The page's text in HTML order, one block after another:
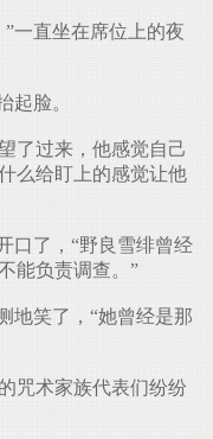
一直坐在席位上的夜
起脸。
了过来，他感觉自己
么给盯上的感觉让他
口了，“野良雪绯曾经
能负责调查。”
笑了，“她曾经是那
咒术家族代表们纷纷